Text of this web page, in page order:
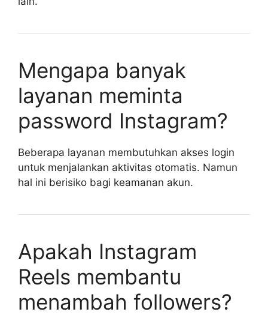
Mengapa banyak
layanan meminta
password Instagram?
Beberapa layanan membutuhkan akses login
untuk menjalankan aktivitas otomatis. Namun
hal ini berisiko bagi keamanan akun.
Apakah Instagram
Reels membantu
menambah followers?